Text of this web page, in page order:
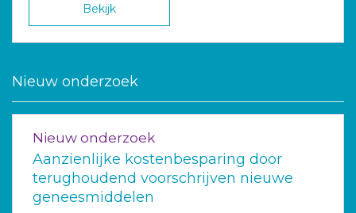
Bekijk
Nieuw onderzoek
Nieuw onderzoek
Aanzienlijke kostenbesparing door
terughoudend voorschrijven nieuwe
geneesmiddelen